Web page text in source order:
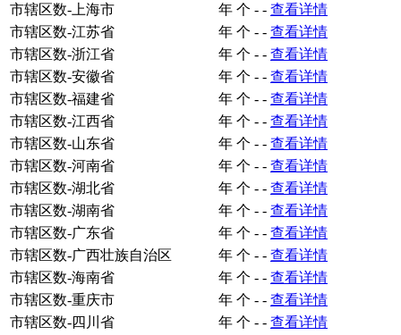
市辖区数-上海市
年 个 - - 查看详情
市辖区数-江苏省
年 个 - - 查看详情
市辖区数-浙江省
年 个 - - 查看详情
市辖区数-安徽省
年 个 - - 查看详情
市辖区数-福建省
年 个 - - 查看详情
市辖区数-江西省
年 个 - - 查看详情
市辖区数-山东省
年 个 - - 查看详情
市辖区数-河南省
年 个 - - 查看详情
市辖区数-湖北省
年 个 - - 查看详情
市辖区数-湖南省
年 个 - - 查看详情
市辖区数-广东省
年 个 - - 查看详情
市辖区数-广西壮族自治区
年 个 - - 查看详情
市辖区数-海南省
年 个 - - 查看详情
市辖区数-重庆市
年 个 - - 查看详情
市辖区数-四川省
年 个 - - 查看详情